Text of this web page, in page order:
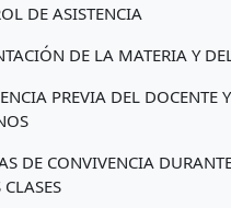
DE ASISTENCIA
DE LA MATERIA Y
PREVIA DEL DOCENTE
DE CONVIVENCIA